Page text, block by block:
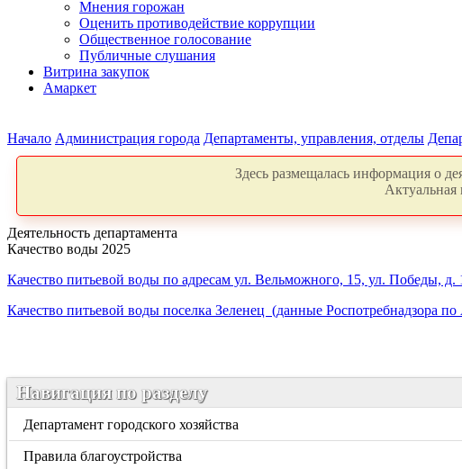
Мнения горожан
Оценить противодействие коррупции
Общественное голосование
Публичные слушания
Витрина закупок
Амаркет
Начало Администрация города Департаменты, управления, отделы
Здесь размещалась информация о
Актуальная
Деятельность департамента
Качество воды 2025
Качество питьевой воды по адресам ул. Вельможного, 15, ул. Победы,
Качество питьевой воды поселка Зеленец (данные Роспотребнадзора по
Навигация по разделу
Департамент городского хозяйства
Правила благоустройства